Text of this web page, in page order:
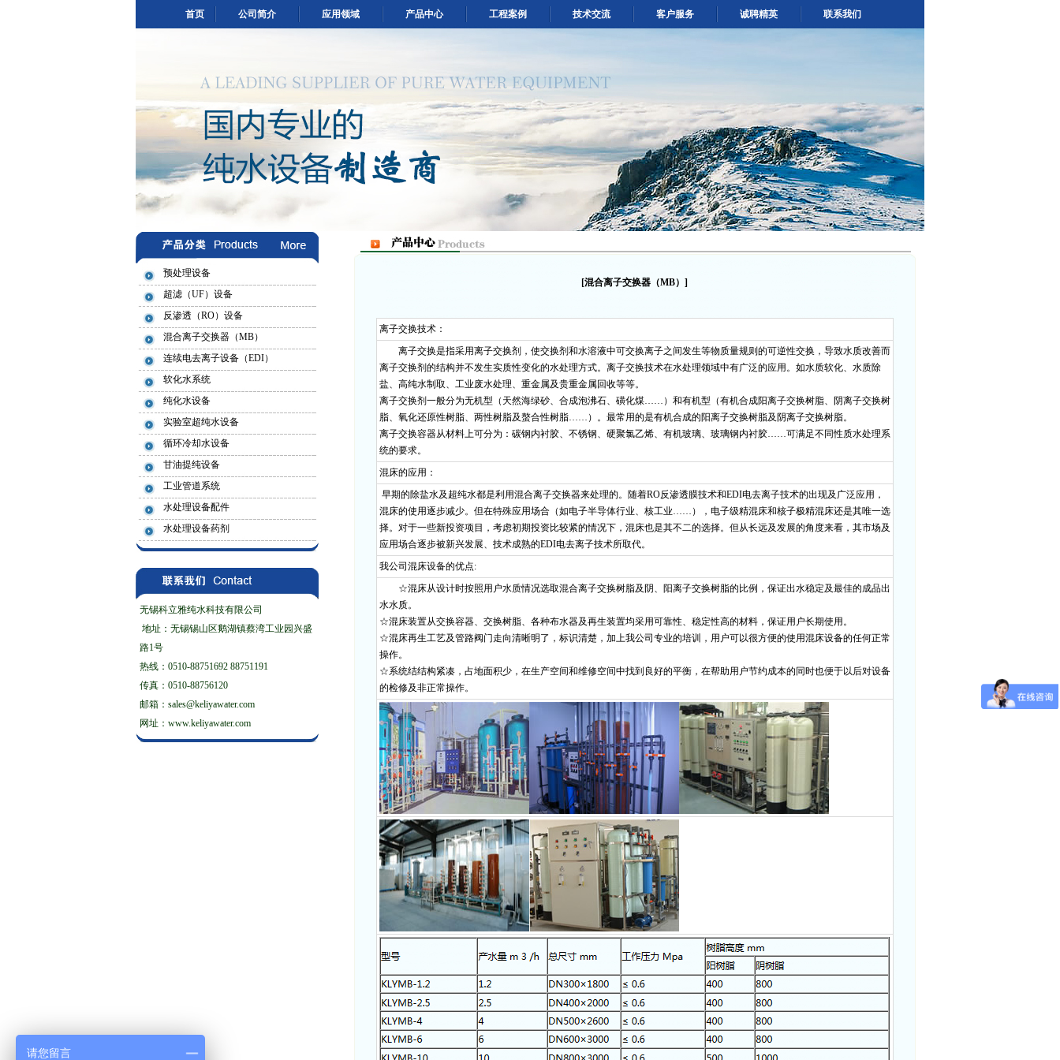
首页 公司简介 应用领域 产品中心 工程案例 技术交流 客户服务 诚聘精英 联系我们
预处理设备
超滤（UF）设备
反渗透（RO）设备
混合离子交换器（MB）
连续电去离子设备（EDI）
软化水系统
纯化水设备
实验室超纯水设备
循环冷却水设备
甘油提纯设备
工业管道系统
水处理设备配件
水处理设备药剂
无锡科立雅纯水科技有限公司
地址：无锡锡山区鹅湖镇蔡湾工业园兴盛
路1号
热线：0510-88751692 88751191
传真：0510-88756120
邮箱：sales@keliyawater.com
网址：www.keliyawater.com
[混合离子交换器（MB）]
离子交换技术：
离子交换是指采用离子交换剂，使交换剂和水溶液中可交换离子之间发生等物质量规则的可逆性交换，导致水质改善而
离子交换剂的结构并不发生实质性变化的水处理方式。离子交换技术在水处理领域中有广泛的应用。如水质软化、水质除
盐、高纯水制取、工业废水处理、重金属及贵重金属回收等等。
离子交换剂一般分为无机型（天然海绿砂、合成泡沸石、磺化煤……）和有机型（有机合成阳离子交换树脂、阴离子交换树
脂、氧化还原性树脂、两性树脂及螯合性树脂……）。最常用的是有机合成的阳离子交换树脂及阴离子交换树脂。
离子交换容器从材料上可分为：碳钢内衬胶、不锈钢、硬聚氯乙烯、有机玻璃、玻璃钢内衬胶……可满足不同性质水处理系
统的要求。
混床的应用：
早期的除盐水及超纯水都是利用混合离子交换器来处理的。随着RO反渗透膜技术和EDI电去离子技术的出现及广泛应用，
混床的使用逐步减少。但在特殊应用场合（如电子半导体行业、核工业……），电子级精混床和核子极精混床还是其唯一选
择。对于一些新投资项目，考虑初期投资比较紧的情况下，混床也是其不二的选择。但从长远及发展的角度来看，其市场及
应用场合逐步被新兴发展、技术成熟的EDI电去离子技术所取代。
我公司混床设备的优点:
☆混床从设计时按照用户水质情况选取混合离子交换树脂及阴、阳离子交换树脂的比例，保证出水稳定及最佳的成品出
水水质。
☆混床装置从交换容器、交换树脂、各种布水器及再生装置均采用可靠性、稳定性高的材料，保证用户长期使用。
☆混床再生工艺及管路阀门走向清晰明了，标识清楚，加上我公司专业的培训，用户可以很方便的使用混床设备的任何正常
操作。
☆系统结结构紧凑，占地面积少，在生产空间和维修空间中找到良好的平衡，在帮助用户节约成本的同时也便于以后对设备
的检修及非正常操作。
请您留言